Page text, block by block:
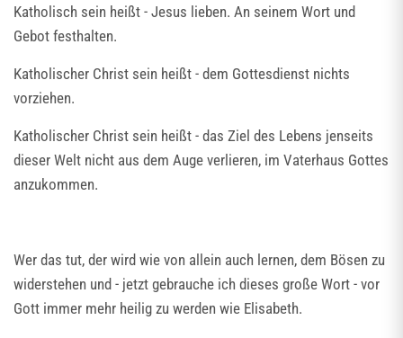
Katholisch sein heißt - Jesus lieben. An seinem Wort und
Gebot festhalten.
Katholischer Christ sein heißt - dem Gottesdienst nichts
vorziehen.
Katholischer Christ sein heißt - das Ziel des Lebens jenseits
dieser Welt nicht aus dem Auge verlieren, im Vaterhaus Gottes
anzukommen.
Wer das tut, der wird wie von allein auch lernen, dem Bösen zu
widerstehen und - jetzt gebrauche ich dieses große Wort - vor
Gott immer mehr heilig zu werden wie Elisabeth.